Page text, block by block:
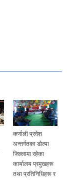
कर्णाली प्रदेश
अन्तर्गतका डाेल्पा
जिल्लामा रहेका
कार्यालय प्रमुखहरू
तथा प्रतिनिधिहरू र